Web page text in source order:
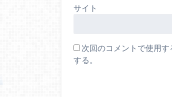
サイト
次回のコメントで使用
する。